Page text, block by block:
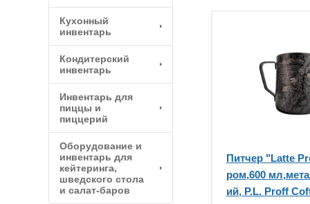
Кухонный
инвентарь
Кондитерский
инвентарь
Инвентарь для
пиццы и
пиццерий
Оборудование и
инвентарь для
кейтеринга,
шведского стола
и салат-баров
Питчер "Latte
ром,600
ий, P.L. Proff